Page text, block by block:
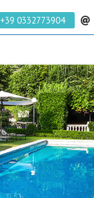
+39 0332773904